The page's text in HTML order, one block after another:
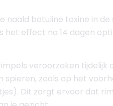
botuline toxine in de
het effect na 14 dagen
veroorzaken
zoals op het
Dit zorgt ervoor dat